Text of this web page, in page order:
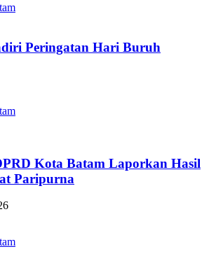
Peringatan Hari Buruh
Kota Batam Laporkan Hasil
Paripurna